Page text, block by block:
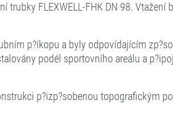
FLEXWELL-FHK DN 98.
p?íkopu a byly odpovídajícím
podél sportovního areálu a
p?izp?sobenou topografickým